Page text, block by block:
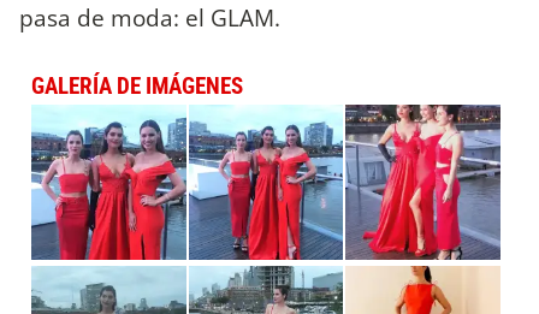
pasa de moda: el GLAM.
GALERÍA DE IMÁGENES